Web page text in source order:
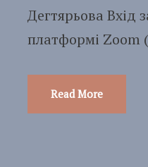
Дегтярьова Вхід
платформі Zoom
Read More